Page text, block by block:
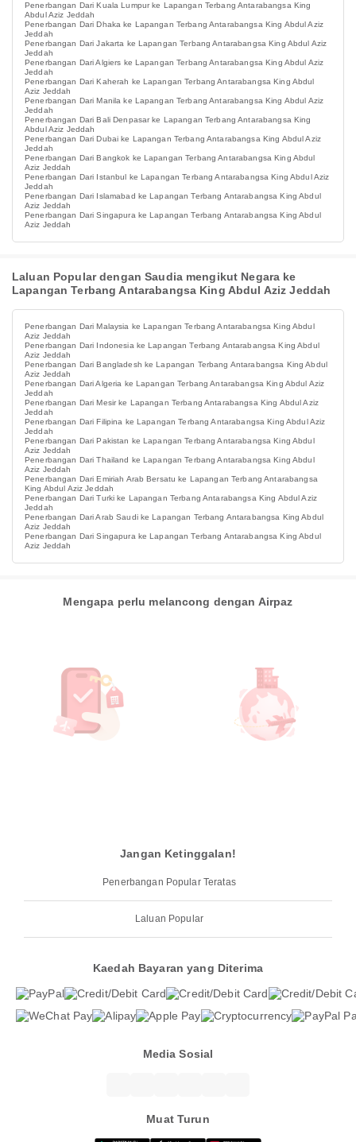
Penerbangan Dari Kuala Lumpur ke Lapangan Terbang Antarabangsa King
Abdul Aziz Jeddah
Penerbangan Dari Dhaka ke Lapangan Terbang Antarabangsa King Abdul Aziz
Jeddah
Penerbangan Dari Jakarta ke Lapangan Terbang Antarabangsa King Abdul Aziz
Jeddah
Penerbangan Dari Algiers ke Lapangan Terbang Antarabangsa King Abdul Aziz
Jeddah
Penerbangan Dari Kaherah ke Lapangan Terbang Antarabangsa King Abdul
Aziz Jeddah
Penerbangan Dari Manila ke Lapangan Terbang Antarabangsa King Abdul Aziz
Jeddah
Penerbangan Dari Bali Denpasar ke Lapangan Terbang Antarabangsa King
Abdul Aziz Jeddah
Penerbangan Dari Dubai ke Lapangan Terbang Antarabangsa King Abdul Aziz
Jeddah
Penerbangan Dari Bangkok ke Lapangan Terbang Antarabangsa King Abdul
Aziz Jeddah
Penerbangan Dari Istanbul ke Lapangan Terbang Antarabangsa King Abdul Aziz
Jeddah
Penerbangan Dari Islamabad ke Lapangan Terbang Antarabangsa King Abdul
Aziz Jeddah
Penerbangan Dari Singapura ke Lapangan Terbang Antarabangsa King Abdul
Aziz Jeddah
Laluan Popular dengan Saudia mengikut Negara ke
Lapangan Terbang Antarabangsa King Abdul Aziz Jeddah
Penerbangan Dari Malaysia ke Lapangan Terbang Antarabangsa King Abdul
Aziz Jeddah
Penerbangan Dari Indonesia ke Lapangan Terbang Antarabangsa King Abdul
Aziz Jeddah
Penerbangan Dari Bangladesh ke Lapangan Terbang Antarabangsa King Abdul
Aziz Jeddah
Penerbangan Dari Algeria ke Lapangan Terbang Antarabangsa King Abdul Aziz
Jeddah
Penerbangan Dari Mesir ke Lapangan Terbang Antarabangsa King Abdul Aziz
Jeddah
Penerbangan Dari Filipina ke Lapangan Terbang Antarabangsa King Abdul Aziz
Jeddah
Penerbangan Dari Pakistan ke Lapangan Terbang Antarabangsa King Abdul
Aziz Jeddah
Penerbangan Dari Thailand ke Lapangan Terbang Antarabangsa King Abdul
Aziz Jeddah
Penerbangan Dari Emiriah Arab Bersatu ke Lapangan Terbang Antarabangsa
King Abdul Aziz Jeddah
Penerbangan Dari Turki ke Lapangan Terbang Antarabangsa King Abdul Aziz
Jeddah
Penerbangan Dari Arab Saudi ke Lapangan Terbang Antarabangsa King Abdul
Aziz Jeddah
Penerbangan Dari Singapura ke Lapangan Terbang Antarabangsa King Abdul
Aziz Jeddah
Mengapa perlu melancong dengan Airpaz
Jangan Ketinggalan!
Penerbangan Popular Teratas
Laluan Popular
Kaedah Bayaran yang Diterima
Media Sosial
Muat Turun